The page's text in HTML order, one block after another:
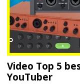
Video Top 5
YouTuber